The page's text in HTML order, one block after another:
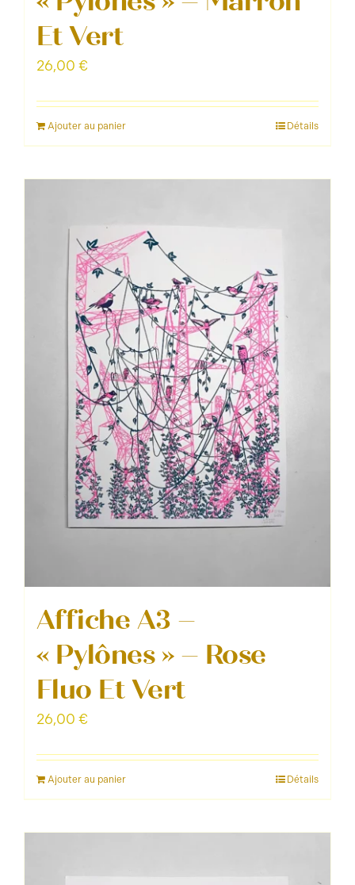
Et Vert
26,00 €
Ajouter au panier Détails
Affiche A3 –
« Pylônes » – Rose
Fluo Et Vert
26,00 €
Ajouter au panier Détails